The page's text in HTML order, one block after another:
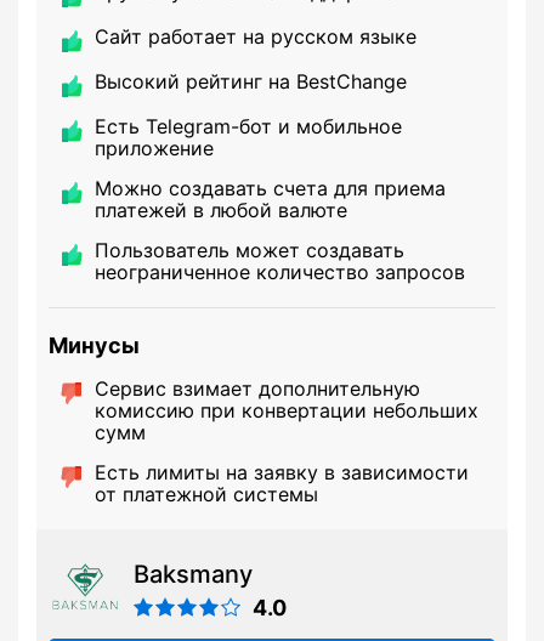
Сайт работает на русском языке
Высокий рейтинг на BestChange
Есть Telegram-бот и мобильное
приложение
Можно создавать счета для приема
платежей в любой валюте
Пользователь может создавать
неограниченное количество запросов
Минусы
Сервис взимает дополнительную
комиссию при конвертации небольших
сумм
Есть лимиты на заявку в зависимости
от платежной системы
Baksmany
4.0